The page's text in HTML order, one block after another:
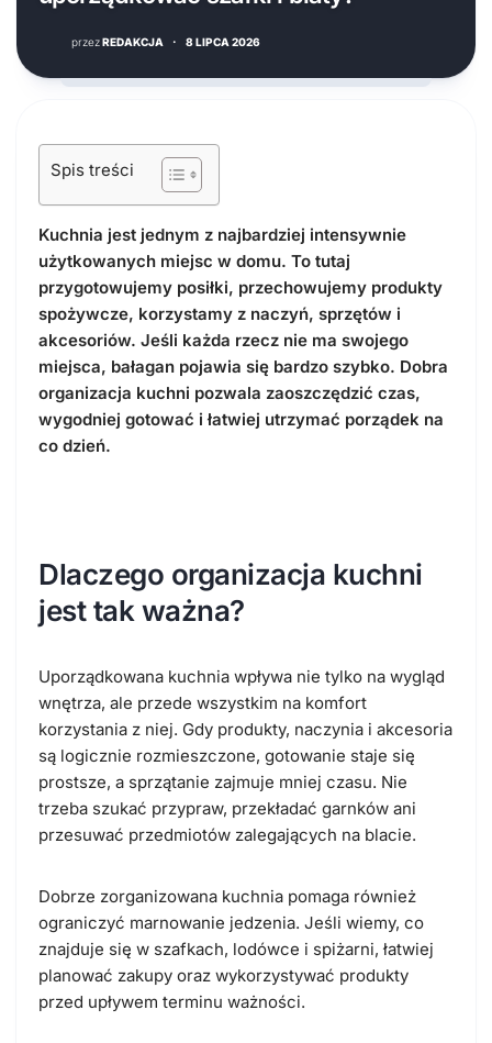
przezREDAKCJA · 8 LIPCA 2026
Spis treści
Kuchnia jest jednym z najbardziej intensywnie
użytkowanych miejsc w domu. To tutaj
przygotowujemy posiłki, przechowujemy produkty
spożywcze, korzystamy z naczyń, sprzętów i
akcesoriów. Jeśli każda rzecz nie ma swojego
miejsca, bałagan pojawia się bardzo szybko. Dobra
organizacja kuchni pozwala zaoszczędzić czas,
wygodniej gotować i łatwiej utrzymać porządek na
co dzień.
Dlaczego organizacja kuchni
jest tak ważna?
Uporządkowana kuchnia wpływa nie tylko na wygląd
wnętrza, ale przede wszystkim na komfort
korzystania z niej. Gdy produkty, naczynia i akcesoria
są logicznie rozmieszczone, gotowanie staje się
prostsze, a sprzątanie zajmuje mniej czasu. Nie
trzeba szukać przypraw, przekładać garnków ani
przesuwać przedmiotów zalegających na blacie.
Dobrze zorganizowana kuchnia pomaga również
ograniczyć marnowanie jedzenia. Jeśli wiemy, co
znajduje się w szafkach, lodówce i spiżarni, łatwiej
planować zakupy oraz wykorzystywać produkty
przed upływem terminu ważności.